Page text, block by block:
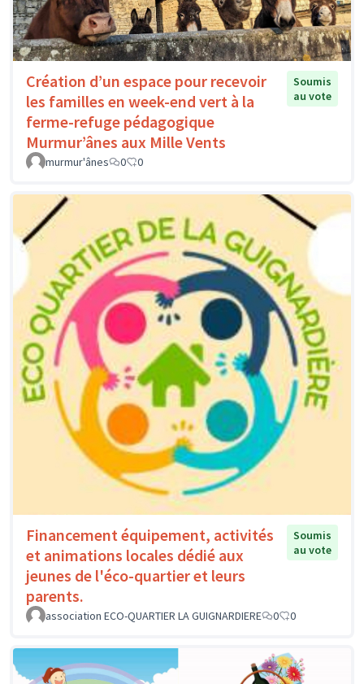
Création d’un espace pour recevoir
les familles en week-end vert à la
ferme-refuge pédagogique
Murmur’ânes aux Mille Vents
Soumis
au vote
murmur'ânes 0 0
Financement équipement, activités
et animations locales dédié aux
jeunes de l'éco-quartier et leurs
parents.
Soumis
au vote
association ECO-QUARTIER LA GUIGNARDIERE 0 0